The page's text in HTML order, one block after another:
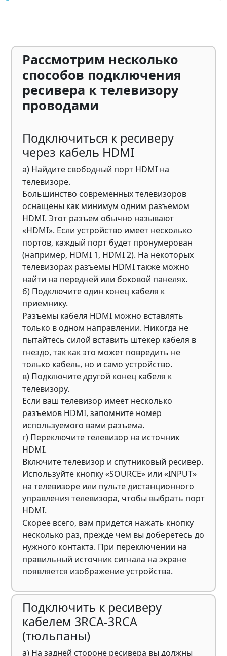
Рассмотрим несколько
способов подключения
ресивера к телевизору
проводами
Подключиться к ресиверу
через кабель HDMI
а) Найдите свободный порт HDMI на
телевизоре.
Большинство современных телевизоров
оснащены как минимум одним разъемом
HDMI. Этот разъем обычно называют
«HDMI». Если устройство имеет несколько
портов, каждый порт будет пронумерован
(например, HDMI 1, HDMI 2). На некоторых
телевизорах разъемы HDMI также можно
найти на передней или боковой панелях.
б) Подключите один конец кабеля к
приемнику.
Разъемы кабеля HDMI можно вставлять
только в одном направлении. Никогда не
пытайтесь силой вставить штекер кабеля в
гнездо, так как это может повредить не
только кабель, но и само устройство.
в) Подключите другой конец кабеля к
телевизору.
Если ваш телевизор имеет несколько
разъемов HDMI, запомните номер
используемого вами разъема.
г) Переключите телевизор на источник
HDMI.
Включите телевизор и спутниковый ресивер.
Используйте кнопку «SOURCE» или «INPUT»
на телевизоре или пульте дистанционного
управления телевизора, чтобы выбрать порт
HDMI.
Скорее всего, вам придется нажать кнопку
несколько раз, прежде чем вы доберетесь до
нужного контакта. При переключении на
правильный источник сигнала на экране
появляется изображение устройства.
Подключить к ресиверу
кабелем 3RCA-3RCA
(тюльпаны)
а) На задней стороне ресивера вы должны